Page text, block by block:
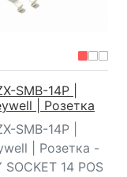
SMB-14P |
| Розетка
SMB-14P |
| Розетка -
SOCKET 14 POS